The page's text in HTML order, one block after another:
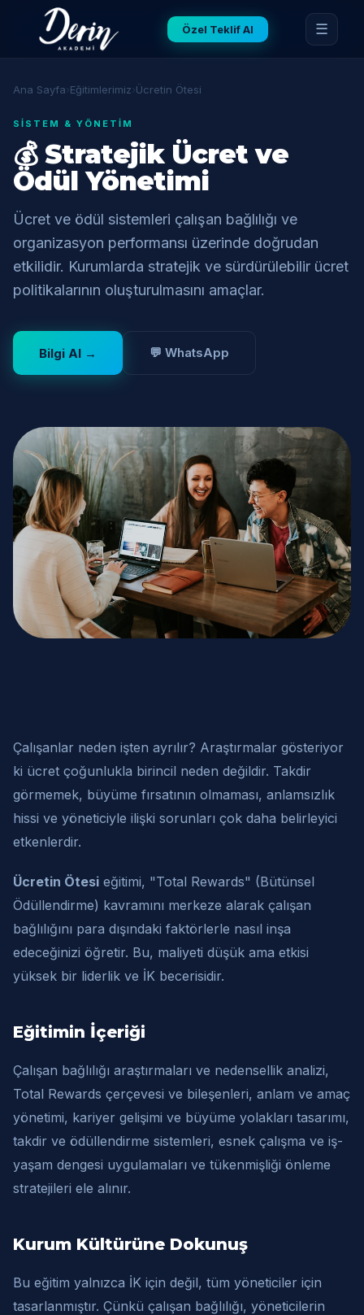
Özel Teklif Al ☰
Ana Sayfa Eğitimlerimiz Ücretin Ötesi
SISTEM & YÖNETIM
💰 Stratejik Ücret ve
Ödül Yönetimi
Ücret ve ödül sistemleri çalışan bağlılığı ve
organizasyon performansı üzerinde doğrudan
etkilidir. Kurumlarda stratejik ve sürdürülebilir ücret
politikalarının oluşturulmasını amaçlar.
Bilgi Al → 💬 WhatsApp
Çalışanlar neden işten ayrılır? Araştırmalar gösteriyor
ki ücret çoğunlukla birincil neden değildir. Takdir
görmemek, büyüme fırsatının olmaması, anlamsızlık
hissi ve yöneticiyle ilişki sorunları çok daha belirleyici
etkenlerdir.
Ücretin Ötesi eğitimi, "Total Rewards" (Bütünsel
Ödüllendirme) kavramını merkeze alarak çalışan
bağlılığını para dışındaki faktörlerle nasıl inşa
edeceğinizi öğretir. Bu, maliyeti düşük ama etkisi
yüksek bir liderlik ve İK becerisidir.
Eğitimin İçeriği
Çalışan bağlılığı araştırmaları ve nedensellik analizi,
Total Rewards çerçevesi ve bileşenleri, anlam ve amaç
yönetimi, kariyer gelişimi ve büyüme yolakları tasarımı,
takdir ve ödüllendirme sistemleri, esnek çalışma ve iş-
yaşam dengesi uygulamaları ve tükenmişliği önleme
stratejileri ele alınır.
Kurum Kültürüne Dokunuş
Bu eğitim yalnızca İK için değil, tüm yöneticiler için
tasarlanmıştır. Çünkü çalışan bağlılığı, yöneticilerin